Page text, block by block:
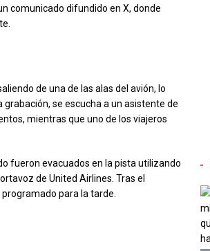
comunicado difundido en X, donde
de una de las alas del avión, lo
se escucha a un asistente de
mientras que uno de los viajeros
fueron evacuados en la pista utilizando
de United Airlines. Tras el
para la tarde.